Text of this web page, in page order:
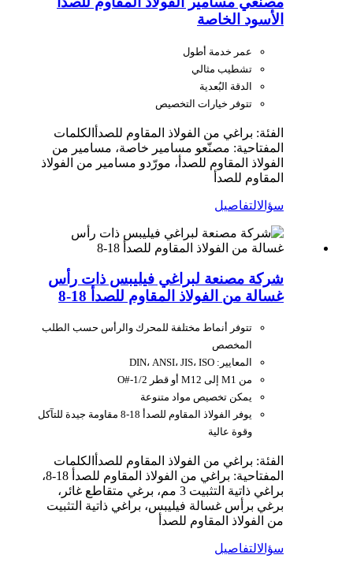
الأسود الخاصة
عمر خدمة أطول
تشطيب مثالي
الدقة البُعدية
تتوفر خيارات التخصيص
الفئة: براغي من الفولاذ المقاوم للصدأ الكلمات
المفتاحية: مصنّعو مسامير خاصة، مسامير من
الفولاذ المقاوم للصدأ، مورّدو مسامير من الفولاذ
المقاوم للصدأ
سؤالالتفاصيل
شركة مصنعة لبراغي فيليبس ذات رأس
غسالة من الفولاذ المقاوم للصدأ 18-8
تتوفر أنماط مختلفة للمحرك والرأس حسب الطلب
المخصص
المعايير: DIN، ANSI، JIS، ISO
من M1 إلى M12 أو قطر O#-1/2
يمكن تخصيص مواد متنوعة
يوفر الفولاذ المقاوم للصدأ 18-8 مقاومة جيدة للتآكل
وقوة عالية
الفئة: براغي من الفولاذ المقاوم للصدأ الكلمات
المفتاحية: براغي من الفولاذ المقاوم للصدأ 18-8،
براغي ذاتية التثبيت 3 مم، برغي متقاطع غائر،
برغي برأس غسالة فيليبس، براغي ذاتية التثبيت
من الفولاذ المقاوم للصدأ
سؤالالتفاصيل